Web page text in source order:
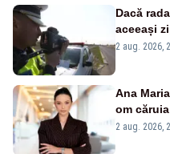
Dacă
aceeași
Ce spune
2 aug. 2026,
Ana
om
portiță?”
2 aug. 2026,